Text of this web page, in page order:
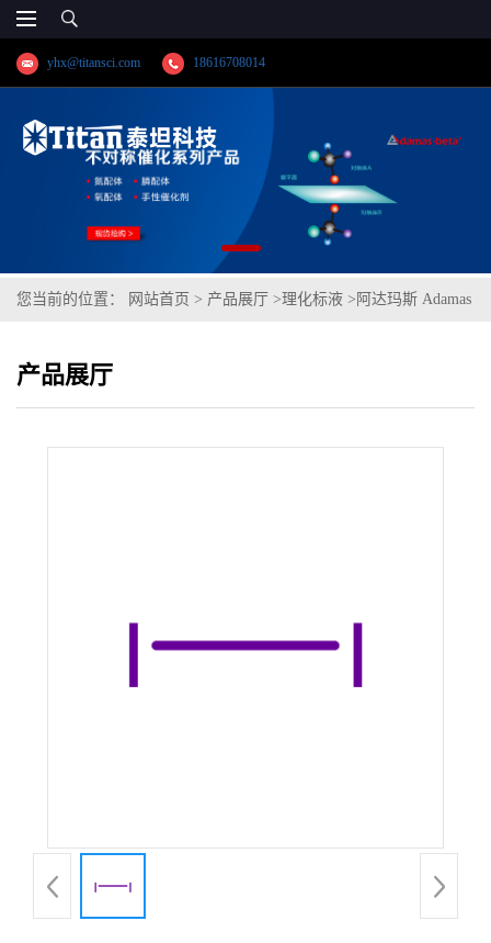
yhx@titansci.com 18616708014
您当前的位置： 网站首页 > 产品展厅 >理化标液 > 阿达玛斯 Adamas
500mL,≥97%
产品展厅